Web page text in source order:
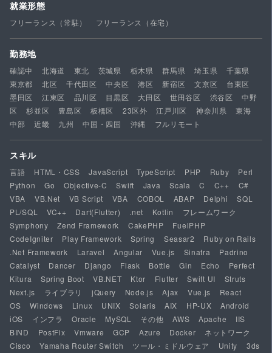
就業形態
フリーランス（常駐） フリーランス（在宅）
勤務地
確認中 北海道 東北 茨城県 栃木県 群馬県 埼玉県
千葉県
東京都
北区 千代田区 中央区 港区 新宿区 文京区
台東区
墨田区
江東区 品川区 目黒区 大田区 世田谷区 渋谷区
中野
区
杉並区 豊島区 板橋区 23区外 江戸川区 神奈川県
東海
中部
近畿 九州 中国・四国 沖縄 フルリモート
スキル
言語 HTML・CSS JavaScript TypeScript PHP Ruby
Perl
Python
Go Objective-C Swift Java Scala C C++
C#
VBA
VB.Net VB Script VBA COBOL ABAP Delphi
SQL
PL/SQL
VC++ Dart(Flutter) .net Kotlin
フレームワーク
Symphony
Zend Framework CakePHP
FuelPHP
CodeIgniter
Play Framework Spring Seasar2
Ruby on Rails
.Net Framework
Laravel Angular Vue.js Sinatra
Padrino
Catalyst
Dancer Django Flask Bottle Gin Echo
Perfect
Kitura
Spring Boot VB.NET Ktor Flutter Swift UI
Struts
Next.js
ライブラリ jQuery Node.js Ajax Vue.js
React
OS
Windows Linux UNIX Solaris AIX HP-UX
Android
iOS
インフラ Oracle MySQL その他 AWS Apache
IIS
BIND
PostFix Vmware GCP Azure Docker
ネットワーク
Cisco
Yamaha Router Switch ツール・ミドルウェア Unity
3ds